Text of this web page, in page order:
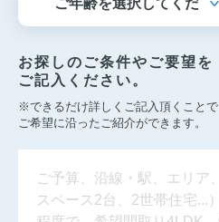
お探しのご条件やご要望を
ご記入ください。
※できるだけ詳しくご記入頂くことで
ご希望に沿ったご紹介ができます。